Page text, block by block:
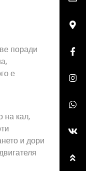
поради
е
на кал,
и дори